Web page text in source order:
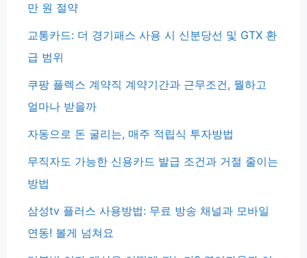
만 원 절약
교통카드: 더 경기패스 사용 시 신분당선 및 GTX 환
급 범위
쿠팡 플렉스 계약직 계약기간과 근무조건, 뭘하고
얼마나 받을까
자동으로 돈 굴리는, 매주 적립식 투자방법
무직자도 가능한 신용카드 발급 조건과 거절 줄이는
방법
삼성tv 플러스 사용방법: 무료 방송 채널과 모바일
연동! 볼게 넘쳐요